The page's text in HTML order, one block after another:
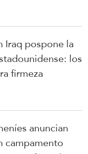
Iraq pospone la
los
firmeza
anuncian
campamento